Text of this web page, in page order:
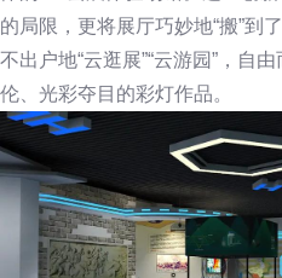
的局限，更将展厅巧妙地“搬”到
不出户地“云逛展”“云游园”，自
伦、光彩夺目的彩灯作品。